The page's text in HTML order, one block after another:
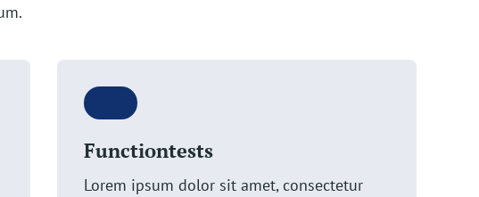
Functiontests
Lorem ipsum dolor sit amet, consectetur